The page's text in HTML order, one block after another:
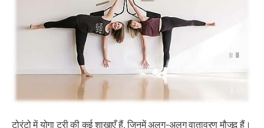
टोरंटो में योगा ट्री की कई शाखाएँ हैं, जिनमें अलग-अलग वातावरण मौजूद हैं।